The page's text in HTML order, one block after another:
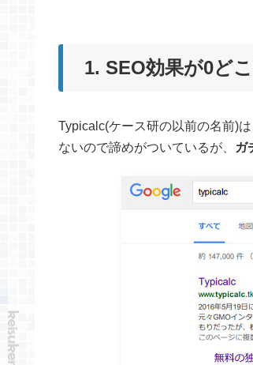
1. SEO効果が0ど
Typicalc(ケース研の以前の名前)
ないので諦めがついているが、
ガ